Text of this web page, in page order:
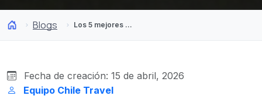
Blogs Los 5 mejores restaurantes de Chile para tu próxima cena
Fecha de creación: 15 de abril, 2026
Equipo Chile Travel